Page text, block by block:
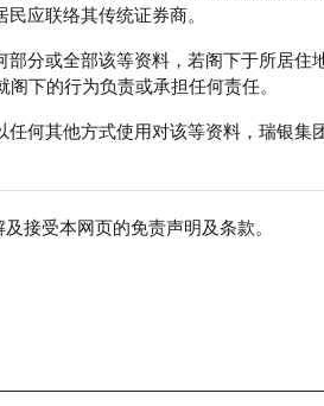
应联络其传统证券商。
分或全部该等资料，若阁下于所居住
阁下的行为负责或承担任何责任。
何其他方式使用对该等资料，瑞银集
接受本网页的免责声明及条款。